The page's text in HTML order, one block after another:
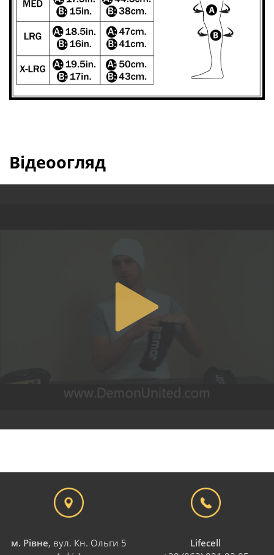
Відеоогляд
м. Рівне, вул. Кн. Ольги 5
Lifecell